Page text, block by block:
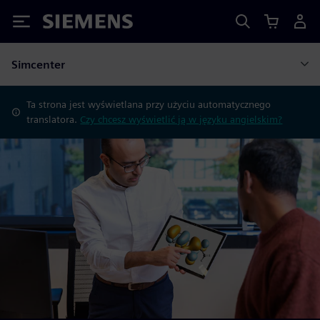
Siemens
Simcenter
Ta strona jest wyświetlana przy użyciu automatycznego
translatora. Czy chcesz wyświetlić ją w języku angielskim?